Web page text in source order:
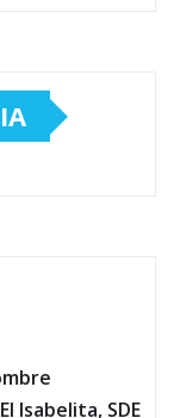
Isabelita, SDE